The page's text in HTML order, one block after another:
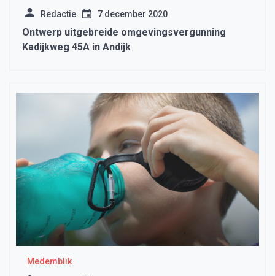
Redactie 7 december 2020
Ontwerp uitgebreide omgevingsvergunning
Kadijkweg 45A in Andijk
Medemblik